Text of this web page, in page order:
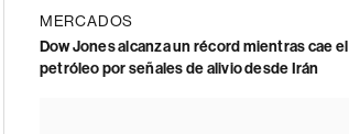
MERCADOS
Dow Jones alcanza un récord mientras cae el
petróleo por señales de alivio desde Irán